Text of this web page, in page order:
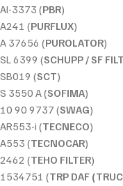
AI-3373 (PBR)
A241 (PURFLUX)
A 37656 (PUROLATOR)
SL 6399 (SCHUPP / SF
SB019 (SCT)
S 3550 A (SOFIMA)
10 90 9737 (SWAG)
AR553-i (TECNECO)
A553 (TECNOCAR)
2462 (TEHO FILTER)
1534751 (TRP DAF